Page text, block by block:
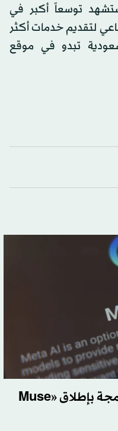
توسعاً أكبر في
لتقديم خدمات أكثر
تبدو في موقع
«ميتا» تدخل سباق وكلاء البرمجة بإطلاق «Muse